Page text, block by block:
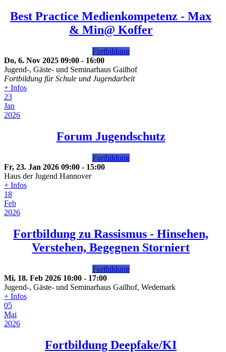
Best Practice Medienkompetenz - Max
& Min@ Koffer
Fortbildung
Do, 6. Nov 2025 09:00 - 16:00
Jugend-, Gäste- und Seminarhaus Gailhof
Fortbildung für Schule und Jugendarbeit
+ Infos
23
Jan
2026
Forum Jugendschutz
Fortbildung
Fr, 23. Jan 2026 09:00 - 15:00
Haus der Jugend Hannover
+ Infos
18
Feb
2026
Fortbildung zu Rassismus - Hinsehen,
Verstehen, Begegnen Storniert
Fortbildung
Mi, 18. Feb 2026 10:00 - 17:00
Jugend-, Gäste- und Seminarhaus Gailhof, Wedemark
+ Infos
05
Mai
2026
Fortbildung Deepfake/KI